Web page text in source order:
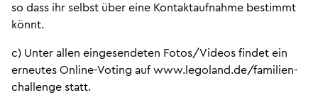
so dass ihr selbst über eine Kontaktaufnahme bestimmt
könnt.
c) Unter allen eingesendeten Fotos/Videos findet ein
erneutes Online-Voting auf www.legoland.de/familien-
challenge statt.